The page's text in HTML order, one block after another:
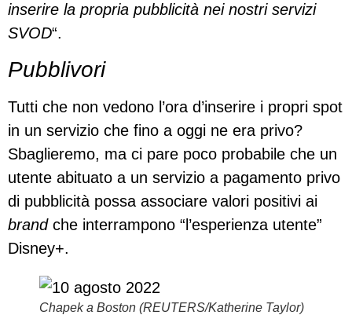
inserire la propria pubblicità nei nostri servizi
SVOD“.
Pubblivori
Tutti che non vedono l’ora d’inserire i propri spot
in un servizio che fino a oggi ne era privo?
Sbaglieremo, ma ci pare poco probabile che un
utente abituato a un servizio a pagamento privo
di pubblicità possa associare valori positivi ai
brandche interrampono “l’esperienza utente”
Disney+.
Chapek a Boston (REUTERS/Katherine Taylor)